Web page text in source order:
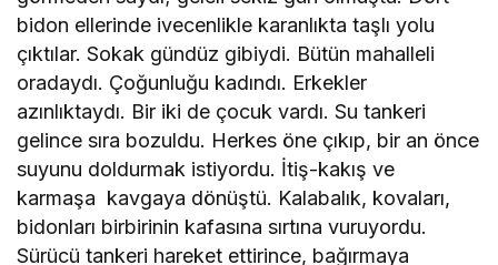
bidon ellerinde ivecenlikle karanlıkta taşlı yolu
çıktılar. Sokak gündüz gibiydi. Bütün mahalleli
oradaydı. Çoğunluğu kadındı. Erkekler
azınlıktaydı. Bir iki de çocuk vardı. Su tankeri
gelince sıra bozuldu. Herkes öne çıkıp, bir an önce
suyunu doldurmak istiyordu. İtiş-kakış ve
karmaşa kavgaya dönüştü. Kalabalık, kovaları,
bidonları birbirinin kafasına sırtına vuruyordu.
Sürücü tankeri hareket ettirince, bağırmaya